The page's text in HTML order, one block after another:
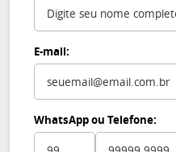
E-mail:
WhatsApp ou Telefone: